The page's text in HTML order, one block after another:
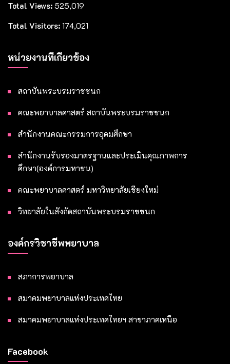
Total Views: 525,019
Total Visitors: 174,021
หน่วยงานที่เกี่ยวข้อง
สถาบันพระบรมราชชนก
คณะพยาบาลศาสตร์ สถาบันพระบรมราชชนก
สำนักงานคณะกรรมการอุดมศึกษา
สำนักงานรับรองมาตรฐานและประเมินคุณภาพการ
ศึกษา(องค์การมหาชน)
คณะพยาบาลศาสตร์ มหาวิทยาลัยเชียงใหม่
วิทยาลัยในสังกัดสถาบันพระบรมราชชนก
องค์กรวิชาชีพพยาบาล
สภาการพยาบาล
สมาคมพยาบาลแห่งประเทศไทย
สมาคมพยาบาลแห่งประเทศไทยฯ สาขาภาคเหนือ
Facebook